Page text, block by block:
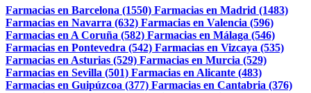
Farmacias en Barcelona (1550) Farmacias en Madrid (1483)
Farmacias en Navarra (632) Farmacias en Valencia (596)
Farmacias en A Coruña (582) Farmacias en Málaga (546)
Farmacias en Pontevedra (542) Farmacias en Vizcaya (535)
Farmacias en Asturias (529) Farmacias en Murcia (529)
Farmacias en Sevilla (501) Farmacias en Alicante (483)
Farmacias en Guipúzcoa (377) Farmacias en Cantabria (376)